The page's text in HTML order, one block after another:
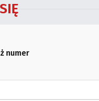
numer